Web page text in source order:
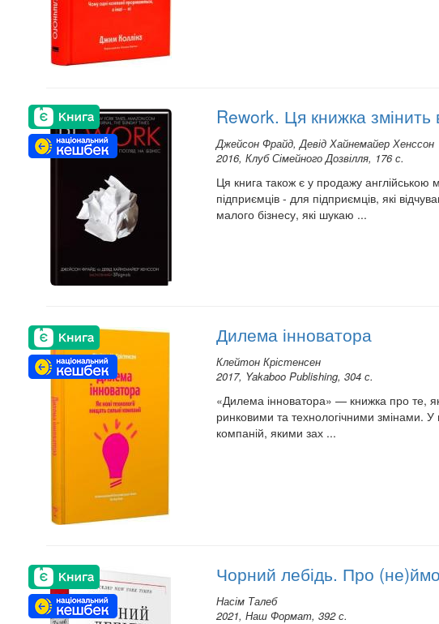
Rework. Ця книжка змінить
Джейсон Фрайд, Девід Хайнемайер Хенссон
2016, Клуб Сімейного Дозвілля, 176 с.
Ця книга також є у продажу
підприємців - для підприємців, які
малого бізнесу, які шукаю ...
Дилема інноватора
Клейтон Крістенсен
2017, Yakaboo Publishing, 304 с.
«Дилема інноватора» — книжка про те, як
ринковими та технологічними змінами. У
компаній, якими зах ...
Чорний лебідь. Про
Насім Талеб
2021, Наш Формат, 392 с.